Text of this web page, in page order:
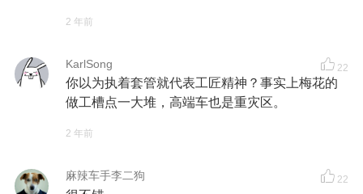
2 年前
KarlSong 22
你以为执着套管就代表工匠精神？事实上梅花的
做工槽点一大堆，高端车也是重灾区。
2 年前
麻辣车手李二狗 22